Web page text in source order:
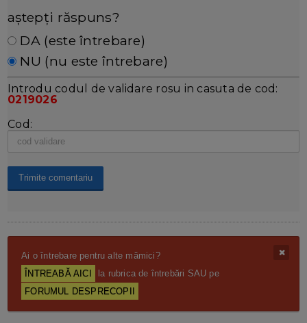
aștepți răspuns?
DA (este întrebare)
NU (nu este întrebare)
Introdu codul de validare rosu in casuta de cod:
0219026
Cod:
Ai o întrebare pentru alte mămici?
ÎNTREABĂ AICI
la rubrica de întrebări SAU pe
FORUMUL DESPRECOPII